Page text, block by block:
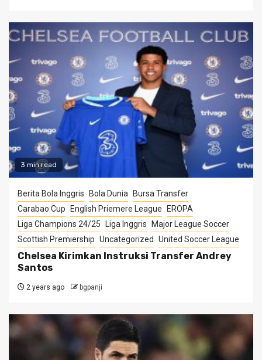
3 min read
Berita Bola Inggris Bola Dunia
Bursa Transfer
Carabao Cup
English Priemere League
EROPA
Liga Champions 24/25
Liga Inggris
Major League Soccer
Scottish Premiership Uncategorized United Soccer League
Chelsea Kirimkan Instruksi Transfer Andrey
Santos
2 years ago bgpanji